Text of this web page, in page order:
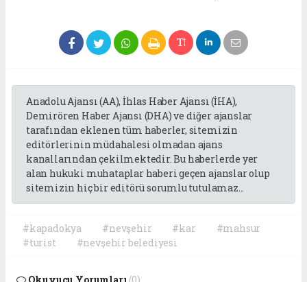
Anadolu Ajansı (AA), İhlas Haber Ajansı (İHA),
Demirören Haber Ajansı (DHA) ve diğer ajanslar
tarafından eklenen tüm haberler, sitemizin
editörlerinin müdahalesi olmadan ajans
kanallarından çekilmektedir. Bu haberlerde yer
alan hukuki muhataplar haberi geçen ajanslar olup
sitemizin hiç bir editörü sorumlu tutulamaz...
#kapadokya #nevşehir #kar
#mahsur
#turist
#nevşehir belediyesi